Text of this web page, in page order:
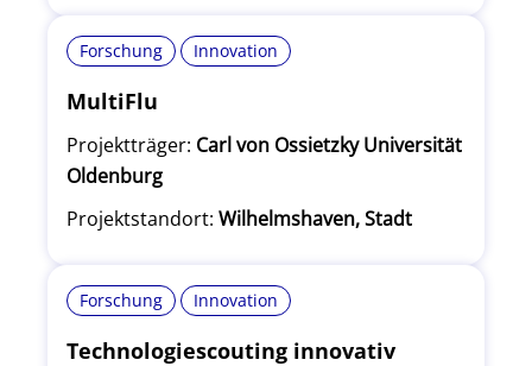
Forschung Innovation
MultiFlu
Projektträger: Carl von Ossietzky Universität
Oldenburg
Projektstandort: Wilhelmshaven, Stadt
Forschung Innovation
Technologiescouting innovativ